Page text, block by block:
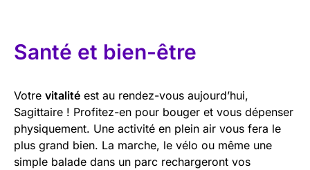
Santé et bien-être
Votre vitalité est au rendez-vous aujourd’hui,
Sagittaire ! Profitez-en pour bouger et vous dépenser
physiquement. Une activité en plein air vous fera le
plus grand bien. La marche, le vélo ou même une
simple balade dans un parc rechargeront vos